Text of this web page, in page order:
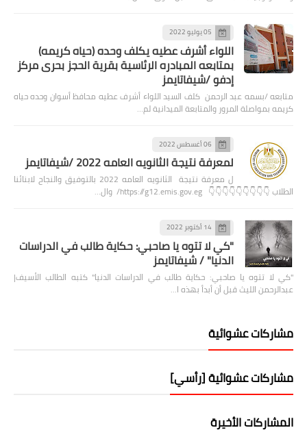
05 يوليو 2022
اللواء أشرف عطيه يكلف وحده (حياه كريمه)
بمتابعه المبادره الرئاسية بقرية الحجز بحرى مركز
إدفو /شيفاتايمز
متابعه /بسمه عبد الرحمن كلف السيد اللواء أشرف عطيه محافظ أسوان وحده حياه
كريمه بمواصلة المرور والمتابعة الميدانية لم…
06 أغسطس 2022
لمعرفة نتيجة الثانويه العامه 2022 /شيفاتايمز
ل معرفة نتيجة الثانويه العامه 2022 بالتوفيق والنجاح لابنائنا
الطلاب 👇👇👇👇👇👇👇👇👇 https://g12.emis.gov.eg/ وال…
14 أكتوبر 2022
"كي لا تتوه يا صاحبي: حكاية طالب في الدراسات
الدنيا" / شيفاتايمز
"كي لا تتوه يا صاحبي: حكاية طالب في الدراسات الدنيا" كتبه الطالب الأسيف|
عبدالرحمن الليث قبل أن أبدأ بهذه ا…
مشاركات عشوائية
مشاركات عشوائية [رأسي]
المشاركات الأخيرة